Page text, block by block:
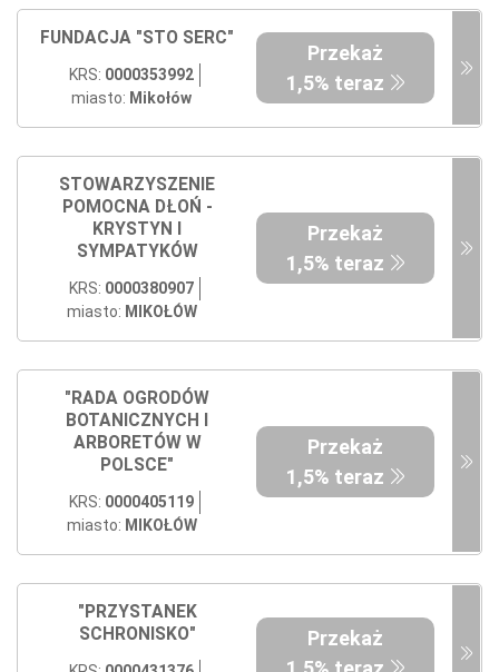
FUNDACJA "STO SERC"
KRS: 0000353992
miasto: Mikołów
Przekaż
1,5% teraz
STOWARZYSZENIE
POMOCNA DŁOŃ -
KRYSTYN I
SYMPATYKÓW
KRS: 0000380907
miasto: MIKOŁÓW
Przekaż
1,5% teraz
"RADA OGRODÓW
BOTANICZNYCH I
ARBORETÓW W
POLSCE"
KRS: 0000405119
miasto: MIKOŁÓW
Przekaż
1,5% teraz
"PRZYSTANEK
SCHRONISKO"
Przekaż